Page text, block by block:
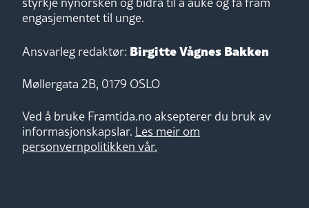
engasjementet til unge.
Ansvarleg redaktør: Birgitte Vågnes Bakken
Møllergata 2B, 0179 OSLO
Ved å bruke Framtida.no aksepterer du bruk av
informasjonskapslar. Les meir om
personvernpolitikken vår.